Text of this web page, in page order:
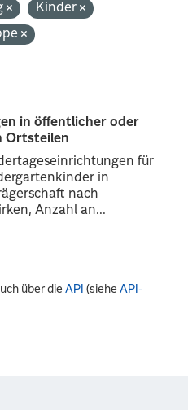
Kinder
in öffentlicher oder
Ortsteilen
für
in
nach
Anzahl an...
über dieAPI (sieheAPI-